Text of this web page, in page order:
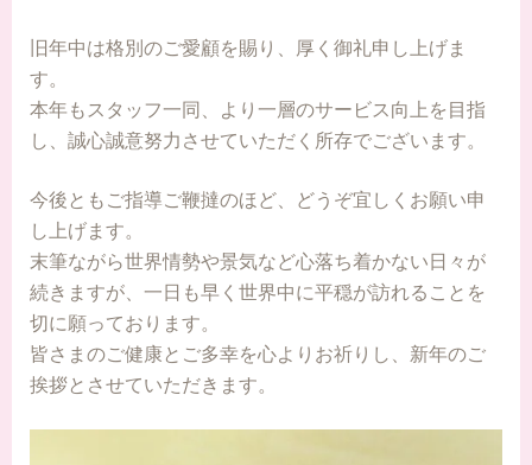
旧年中は格別のご愛顧を賜り、厚く御礼申し上げま
す。
本年もスタッフ一同、より一層のサービス向上を目指
し、誠心誠意努力させていただく所存でございます。
今後ともご指導ご鞭撻のほど、どうぞ宜しくお願い申
し上げます。
末筆ながら世界情勢や景気など心落ち着かない日々が
続きますが、一日も早く世界中に平穏が訪れることを
切に願っております。
皆さまのご健康とご多幸を心よりお祈りし、新年のご
挨拶とさせていただきます。